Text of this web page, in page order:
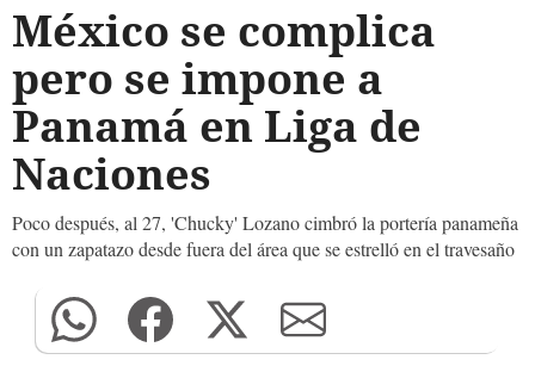
México se complica
pero se impone a
Panamá en Liga de
Naciones
Poco después, al 27, 'Chucky' Lozano cimbró la portería panameña
con un zapatazo desde fuera del área que se estrelló en el travesaño